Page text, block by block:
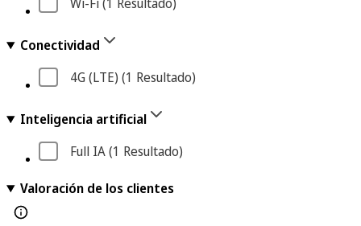
Conectividad
4G (LTE) (1 Resultado)
Inteligencia artificial
Full IA (1 Resultado)
Valoración de los clientes